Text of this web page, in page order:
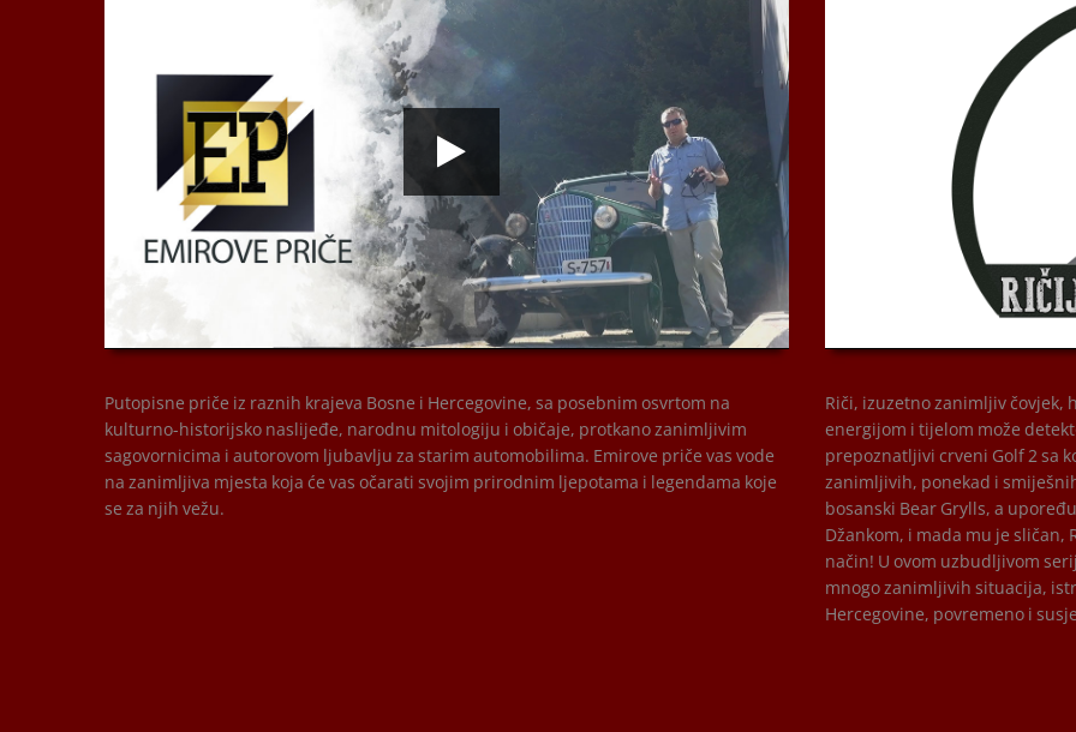
00:00
Putopisne priče iz raznih krajeva Bosne i Hercegovine, sa posebnim osvrtom na
kulturno-historijsko naslijeđe, narodnu mitologiju i običaje, protkano zanimljivim
sagovornicima i autorovom ljubavlju za starim automobilima. Emirove priče vas vode
na zanimljiva mjesta koja će vas očarati svojim prirodnim ljepotama i legendama koje
se za njih vežu.
Riči, izuzetno zanimljiv čovjek,
energijom i tijelom može
prepoznatljivi crveni Golf 2 sa
zanimljivih, ponekad i
bosanski Bear Grylls, a
Džankom, i mada mu je
način! U ovom uzbudljivom
mnogo zanimljivih situacija,
Hercegovine, povremeno i